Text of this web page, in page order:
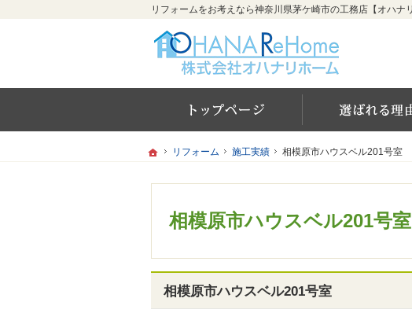
ホーム
リフォーム 施工実績 相模原市ハウスベル201号室
相模原市ハウスベル201号室
相模原市ハウスベル201号室
ホーム
リフォーム 施工実績 相模原市ハウスベル201号室